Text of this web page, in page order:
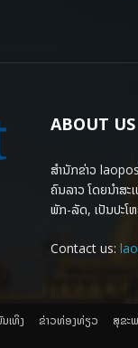
ABOUT US
ສຳນັກຂ່າວ
ຄົນລາວ ໂດຍນຳສະ
ພັກ-ລັດ, ເປັນປະໂ
Contact us:
ເທິງ ​ຂ່າວທ່ອງທ່ຽວ ສຸຂະ